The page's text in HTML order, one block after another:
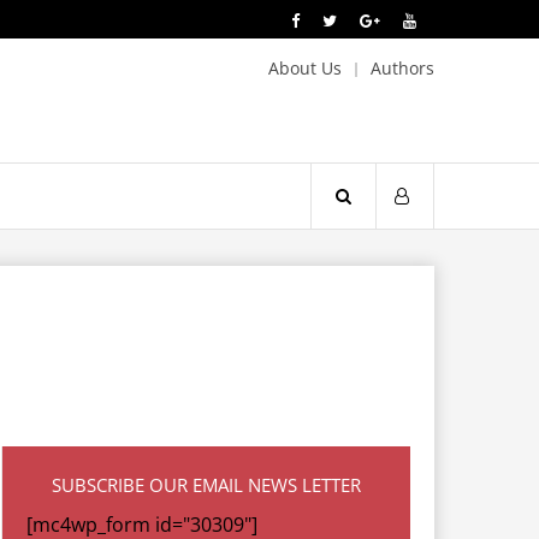
About Us Authors
SUBSCRIBE OUR EMAIL NEWS LETTER
[mc4wp_form id="30309"]